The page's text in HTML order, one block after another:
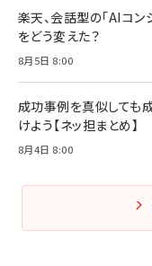
楽天、会話型の「AIコ
をどう変えた？
8月5日 8:00
成功事例を真似しても
けよう【ネッ担まとめ】
8月4日 8:00